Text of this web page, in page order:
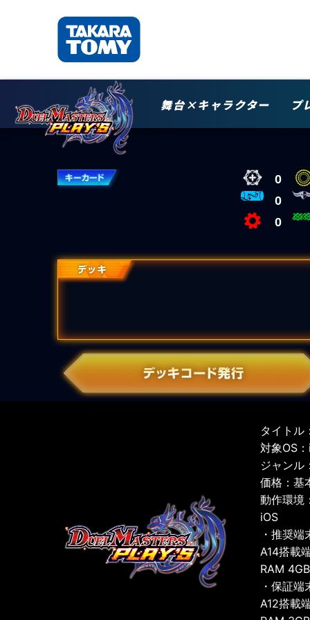
舞台×キャラクター プ
0
0
0
タイトル
対象OS
ジャンル
価格：基
動作環境
iOS
・推奨端
A14搭載
RAM
・保証端
A12搭載